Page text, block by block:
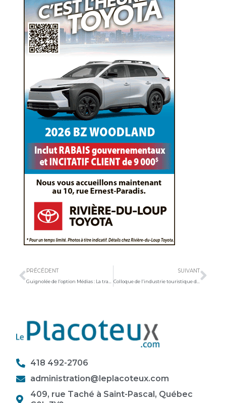
PRÉCÉDENT SUIVANT
418 492-2706
administration@leplacoteux.com
409, rue Taché à Saint-Pascal, Québec